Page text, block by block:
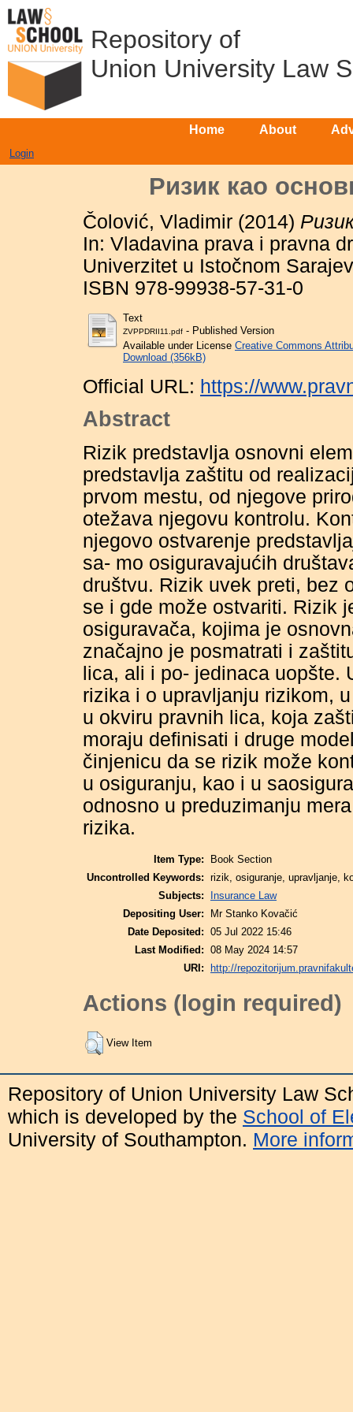
Repository of
Union University Law
Home About
Login
Ризик као
Čolović, Vladimir (2014)
In: Vladavina prava i pravna
Univerzitet u Istočnom
ISBN 978-99938-57-31-0
Text
ZVPPDRII11.pdf - Published Version
Available under License Creative Commons
Download (356kB)
Official URL: https://
Abstract
Rizik predstavlјa osnovni
predstavlјa zaštitu od
prvom mestu, od njegove
otežava njegovu kontrolu.
njegovo ostvarenje
sa- mo osiguravajućih
društvu. Rizik uvek preti, bez
se i gde može ostvariti. Rizik
osiguravača, kojima je
značajno je posmatrati i
lica, ali i po- jedinaca uopšte.
rizika i o upravlјanju rizikom,
u okviru pravnih lica, koja
moraju definisati i druge
činjenicu da se rizik može
u osiguranju, kao i u
odnosno u preduzimanju
rizika.
Item Type:
Book Section
Uncontrolled Keywords: rizik, osiguranje, upravlјanje,
Subjects:
Insurance Law
Depositing User:
Mr Stanko Kovačić
Date Deposited: 05 Jul 2022 15:46
Last Modified: 08 May 2024 14:57
URI:
http://
Actions (login required)
View Item
Repository of Union University Law
which is developed by the School of
University of Southampton. More